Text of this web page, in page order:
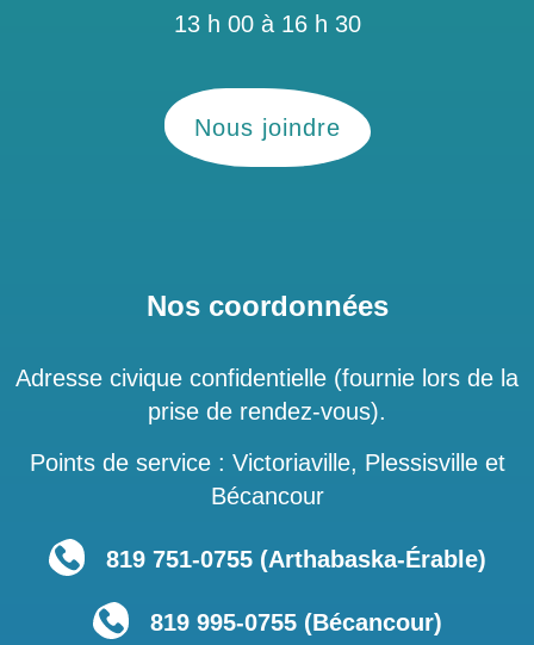
13 h 00 à 16 h 30
Nous joindre
Nos coordonnées
Adresse civique confidentielle (fournie lors de la
prise de rendez-vous).
Points de service : Victoriaville, Plessisville et
Bécancour
819 751‑0755 (Arthabaska-Érable)
819 995-0755 (Bécancour)